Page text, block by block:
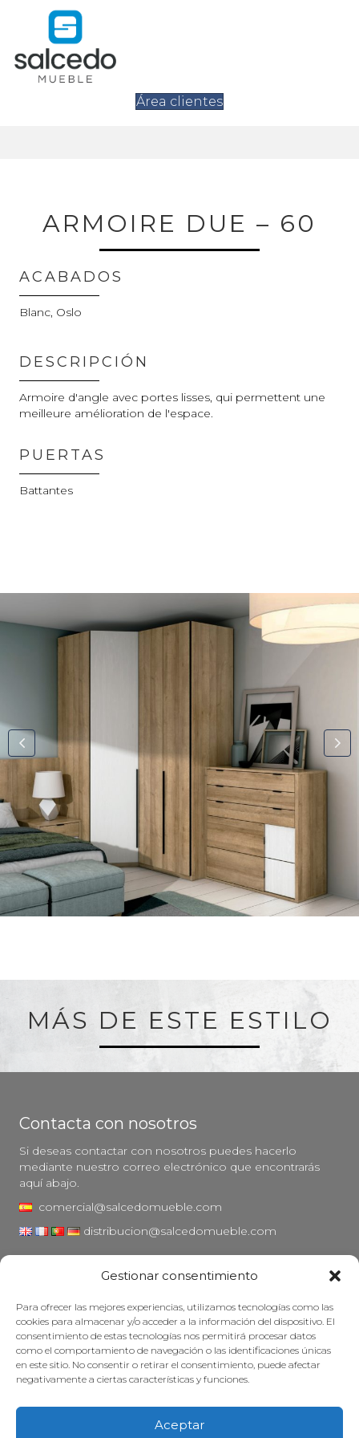
Gestionar consentimiento
Para ofrecer las mejores experiencias, utilizamos tecnologías como las
cookies para almacenar y/o acceder a la información del dispositivo. El
consentimiento de estas tecnologías nos permitirá procesar datos
como el comportamiento de navegación o las identificaciones únicas
en este sitio. No consentir o retirar el consentimiento, puede afectar
negativamente a ciertas características y funciones.
Aceptar
Área clientes
ARMOIRE DUE – 60
ACABADOS
Blanc, Oslo
DESCRIPCIÓN
Armoire d'angle avec portes lisses, qui permettent une
meilleure amélioration de l'espace.
PUERTAS
Battantes
MÁS DE ESTE ESTILO
Contacta con nosotros
Si deseas contactar con nosotros puedes hacerlo
mediante nuestro correo electrónico que encontrarás
aquí abajo.
comercial@salcedomueble.com
distribucion@salcedomueble.com
Aviso legal
Política de privacidad
Política de cookies
Mantener su mueble
Subvenciones